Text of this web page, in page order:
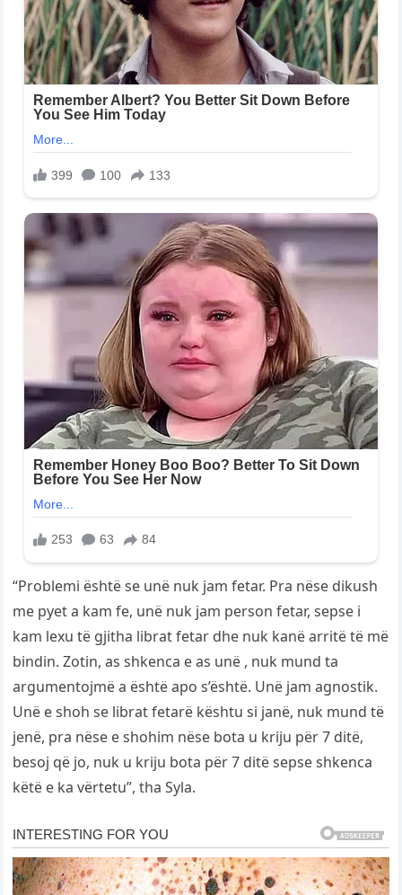
“Problemi është se unë nuk jam fetar. Pra nëse dikush
me pyet a kam fe, unë nuk jam person fetar, sepse i
kam lexu të gjitha librat fetar dhe nuk kanë arritë të më
bindin. Zotin, as shkenca e as unë , nuk mund ta
argumentojmë a është apo s’është. Unë jam agnostik.
Unë e shoh se librat fetarë kështu si janë, nuk mund të
jenë, pra nëse e shohim nëse bota u kriju për 7 ditë,
besoj që jo, nuk u kriju bota për 7 ditë sepse shkenca
këtë e ka vërtetu”, tha Syla.